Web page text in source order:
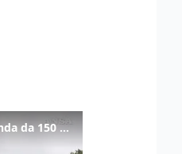
Da Bolzano alla Mongolia con una Panda da 150 euro